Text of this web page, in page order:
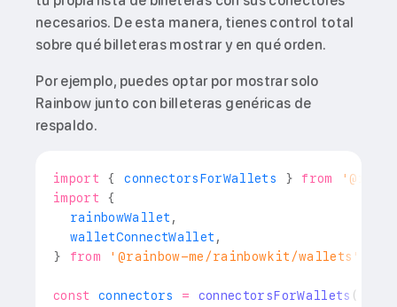
necesarios. De esta manera, tienes control total
sobre qué billeteras mostrar y en qué orden.
Por ejemplo, puedes optar por mostrar solo
Rainbow junto con billeteras genéricas de
respaldo.
import { connectorsForWallets } from
import
{
  rainbowWallet
,
  walletConnectWallet
,
}
from '@rainbow-me/rainbowkit/wallets'
const connectors = connectorsForWallets (